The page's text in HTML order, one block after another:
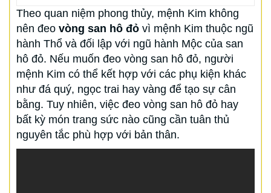
Theo quan niệm phong thủy, mệnh Kim không
nên đeo vòng san hô đỏ vì mệnh Kim thuộc ngũ
hành Thổ và đối lập với ngũ hành Mộc của san
hô đỏ. Nếu muốn đeo vòng san hô đỏ, người
mệnh Kim có thể kết hợp với các phụ kiện khác
như đá quý, ngọc trai hay vàng để tạo sự cân
bằng. Tuy nhiên, việc đeo vòng san hô đỏ hay
bất kỳ món trang sức nào cũng cần tuân thủ
nguyên tắc phù hợp với bản thân.